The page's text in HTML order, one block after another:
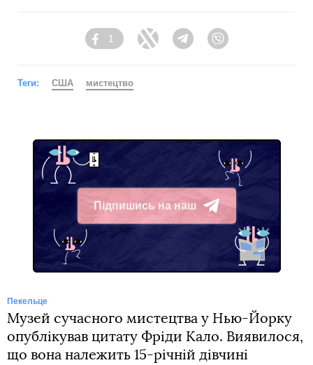
Facebook
1
Twitter TelegramViber
Теги: США мистецтво
Підпишись на наш
Telegram
Пекельце
Музей сучасного мистецтва у Нью-Йорку
опублікував цитату Фріди Кало. Виявилося,
що вона належить 15-річній дівчині